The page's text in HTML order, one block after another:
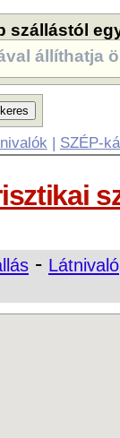
szállástól
állíthatja
| SZÉP-
- Látnivaló